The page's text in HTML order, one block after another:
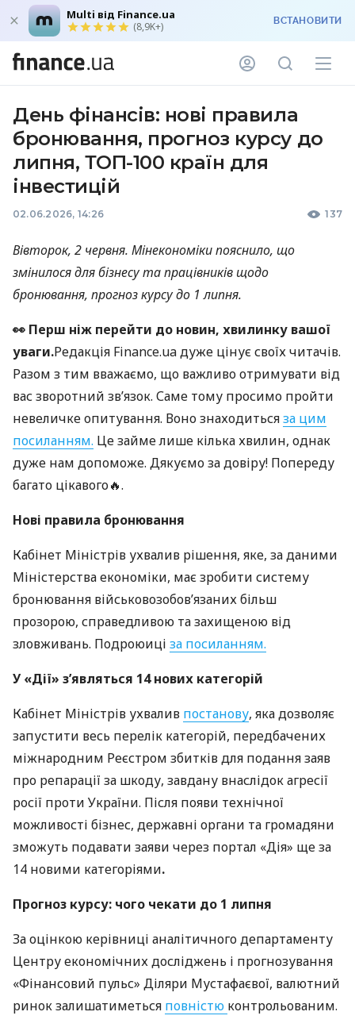
Multi від Finance.ua
(8,9K+) ВСТАНОВИТИ
День фінансів: нові правила
бронювання, прогноз курсу до
липня, ТОП-100 країн для
інвестицій
02.06.2026, 14:26 137
Вівторок, 2 червня. Мінекономіки пояснило, що
змінилося для бізнесу та працівників щодо
бронювання, прогноз курсу до 1 липня.
👀 Перш ніж перейти до новин, хвилинку вашої
уваги.Редакція Finance.ua дуже цінує своїх читачів.
Разом з тим вважаємо, що важливо отримувати від
вас зворотний зв’язок. Саме тому просимо пройти
невеличке опитування. Воно знаходитьсяза цим
посиланням. Це займе лише кілька хвилин, однак
дуже нам допоможе. Дякуємо за довіру! Попереду
багато цікавого🔥.
Нові правила бронювання
Кабінет Міністрів ухвалив рішення, яке, за даними
Міністерства економіки, має зробити систему
бронювання військовозобов’язаних більш
прозорою, справедливою та захищеною від
зловживань. Подроюиці за посиланням.
У «Дії» з’являться 14 нових категорій
Кабінет Міністрів ухвалив постанову, яка дозволяє
запустити весь перелік категорій, передбачених
міжнародним Реєстром збитків для подання заяв
про репарації за шкоду, завдану внаслідок агресії
росії проти України. Після появи технічної
можливості бізнес, державні органи та громадяни
зможуть подавати заяви через портал «Дія» ще за
14 новими категоріями.
Прогноз курсу: чого чекати до 1 липня
За оцінкою керівниці аналітичного департаменту
Центру економічних досліджень і прогнозування
«Фінансовий пульс» Діляри Мустафаєвої, валютний
ринок залишатиметься повністю контрольованим.